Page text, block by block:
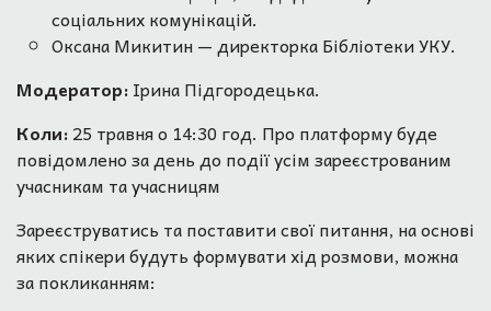
соціальних комунікацій.
Оксана Микитин — директорка Бібліотеки УКУ.
Модератор:Ірина Підгородецька.
Коли:25 травня о 14:30 год. Про платформу буде
повідомлено за день до події усім зареєстрованим
учасникам та учасницям
Зареєструватись та поставити свої питання, на основі
яких спікери будуть формувати хід розмови, можна
за покликанням: